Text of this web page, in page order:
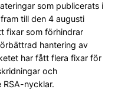
som publicerats i
till den 4 augusti
fixar som förhindrar
hantering av
har fått flera fixar för
och
nycklar.